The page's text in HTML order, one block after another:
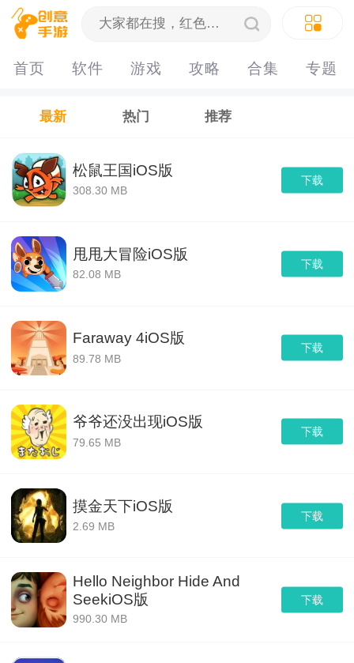
首页 软件 游戏 攻略 合集 专题
最新 热门 推荐
下载
松鼠王国iOS版
308.30 MB
下载
甩甩大冒险iOS版
82.08 MB
下载
Faraway 4iOS版
89.78 MB
下载
爷爷还没出现iOS版
79.65 MB
下载
摸金天下iOS版
2.69 MB
下载
Hello Neighbor Hide And
SeekiOS版
990.30 MB